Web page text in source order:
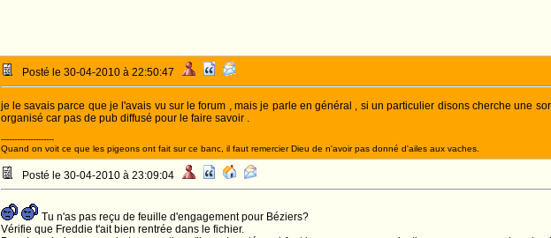
Posté le 30-04-2010 à 22:50:47
je le savais parce que je l'avais vu sur le forum , mais je parle en général , si un particulier disons cherche une
organisé car pas de pub diffusé pour le faire savoir .
--------------------
Quand on voit ce que les pigeons ont fait sur ce banc, il faut remercier Dieu de n'avoir pas donné d'ailes aux vaches.
Posté le 30-04-2010 à 23:09:04
Tu n'as pas reçu de feuille d'engagement pour Béziers?
Vérifie que Freddie t'ait bien rentrée dans le fichier.